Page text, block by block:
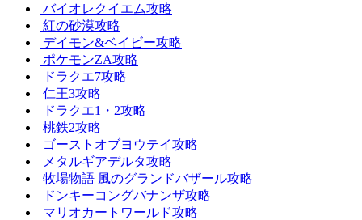
バイオレクイエム攻略
紅の砂漠攻略
デイモン&ベイビー攻略
ポケモンZA攻略
ドラクエ7攻略
仁王3攻略
ドラクエ1・2攻略
桃鉄2攻略
ゴーストオブヨウテイ攻略
メタルギアデルタ攻略
牧場物語 風のグランドバザール攻略
ドンキーコングバナンザ攻略
マリオカートワールド攻略